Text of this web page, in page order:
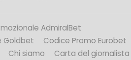
AdmiralBet
Goldbet
Codice Promo Eurobet
Chi siamo
Carta del giornalista